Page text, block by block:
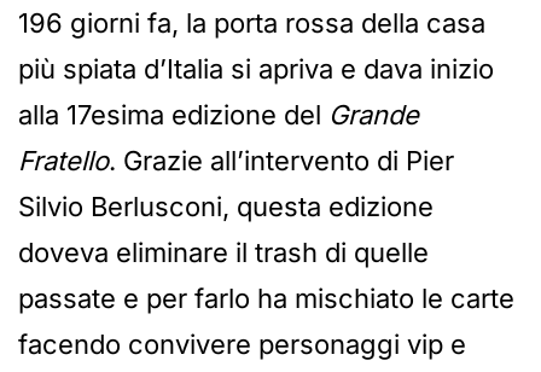
196 giorni fa, la porta rossa della casa
più spiata d’Italia si apriva e dava inizio
alla 17esima edizione del Grande
Fratello. Grazie all’intervento di Pier
Silvio Berlusconi, questa edizione
doveva eliminare il trash di quelle
passate e per farlo ha mischiato le carte
facendo convivere personaggi vip e